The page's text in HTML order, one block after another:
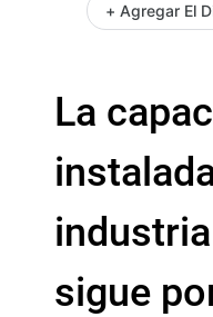
+ Agregar El
La
sigue